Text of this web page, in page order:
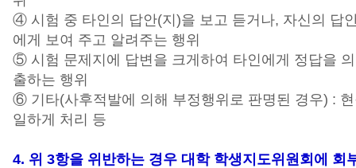
④ 시험 중 타인의 답안(지)을 보고 듣거나, 자신의 답
에게 보여 주고 알려주는 행위
⑤ 시험 문제지에 답변을 크게하여 타인에게 정답을
출하는 행위
⑥ 기타(사후적발에 의해 부정행위로 판명된 경우) :
일하게 처리 등
4. 위 3항을 위반하는 경우 대학 학생지도위원회에 회